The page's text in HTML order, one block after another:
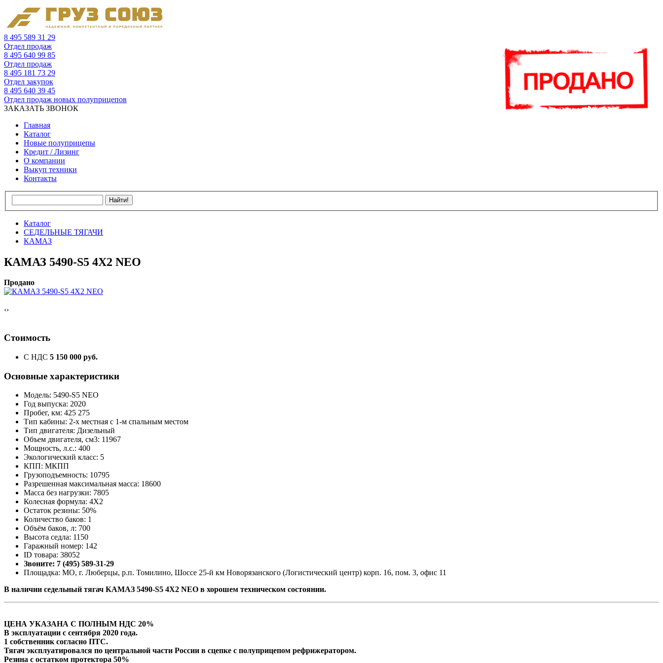
8 495 589 31 29
Отдел продаж
8 495 640 99 85
Отдел продаж
8 495 181 73 29
Отдел закупок
8 495 640 39 45
Отдел продаж новых полуприцепов
ЗАКАЗАТЬ ЗВОНОК
Главная
Каталог
Новые полуприцепы
Кредит / Лизинг
О компании
Выкуп техники
Контакты
Каталог
СЕДЕЛЬНЫЕ ТЯГАЧИ
КАМАЗ
КАМАЗ 5490-S5 4Х2 NEO
Продано
‹›
Стоимость
С НДС 5 150 000 руб.
Основные характеристики
Модель: 5490-S5 NEO
Год выпуска: 2020
Пробег, км: 425 275
Тип кабины: 2-х местная с 1-м спальным местом
Тип двигателя: Дизельный
Объем двигателя, см3: 11967
Мощность, л.с.: 400
Экологический класс: 5
КПП: МКПП
Грузоподъемность: 10795
Разрешенная максимальная масса: 18600
Масса без нагрузки: 7805
Колесная формула: 4X2
Остаток резины: 50%
Количество баков: 1
Объём баков, л: 700
Высота седла: 1150
Гаражный номер: 142
ID товара: 38052
Звоните: 7 (495) 589-31-29
Площадка: МО, г. Люберцы, р.п. Томилино, Шоссе 25-й км Новорязанского (Логистический центр) корп. 16, пом. 3, офис 11
В наличии cедельный тягач КАМАЗ 5490-S5 4Х2 NEO в хорошем техническом состоянии.
ЦЕНА УКАЗАНА С ПОЛНЫМ НДС 20%
В эксплуатации с сентября 2020 года.
1 собственник согласно ПТС.
Тягач эксплуатировался по центральной части России в сцепке с полуприцепом рефрижератором.
Резина с остатком протектора 50%